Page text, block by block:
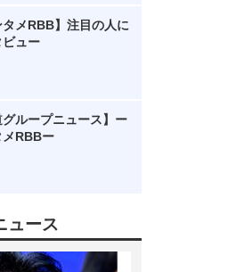
タメRBB】注目の人に
ビュー
グループニュース】ー
メRBBー
ュース